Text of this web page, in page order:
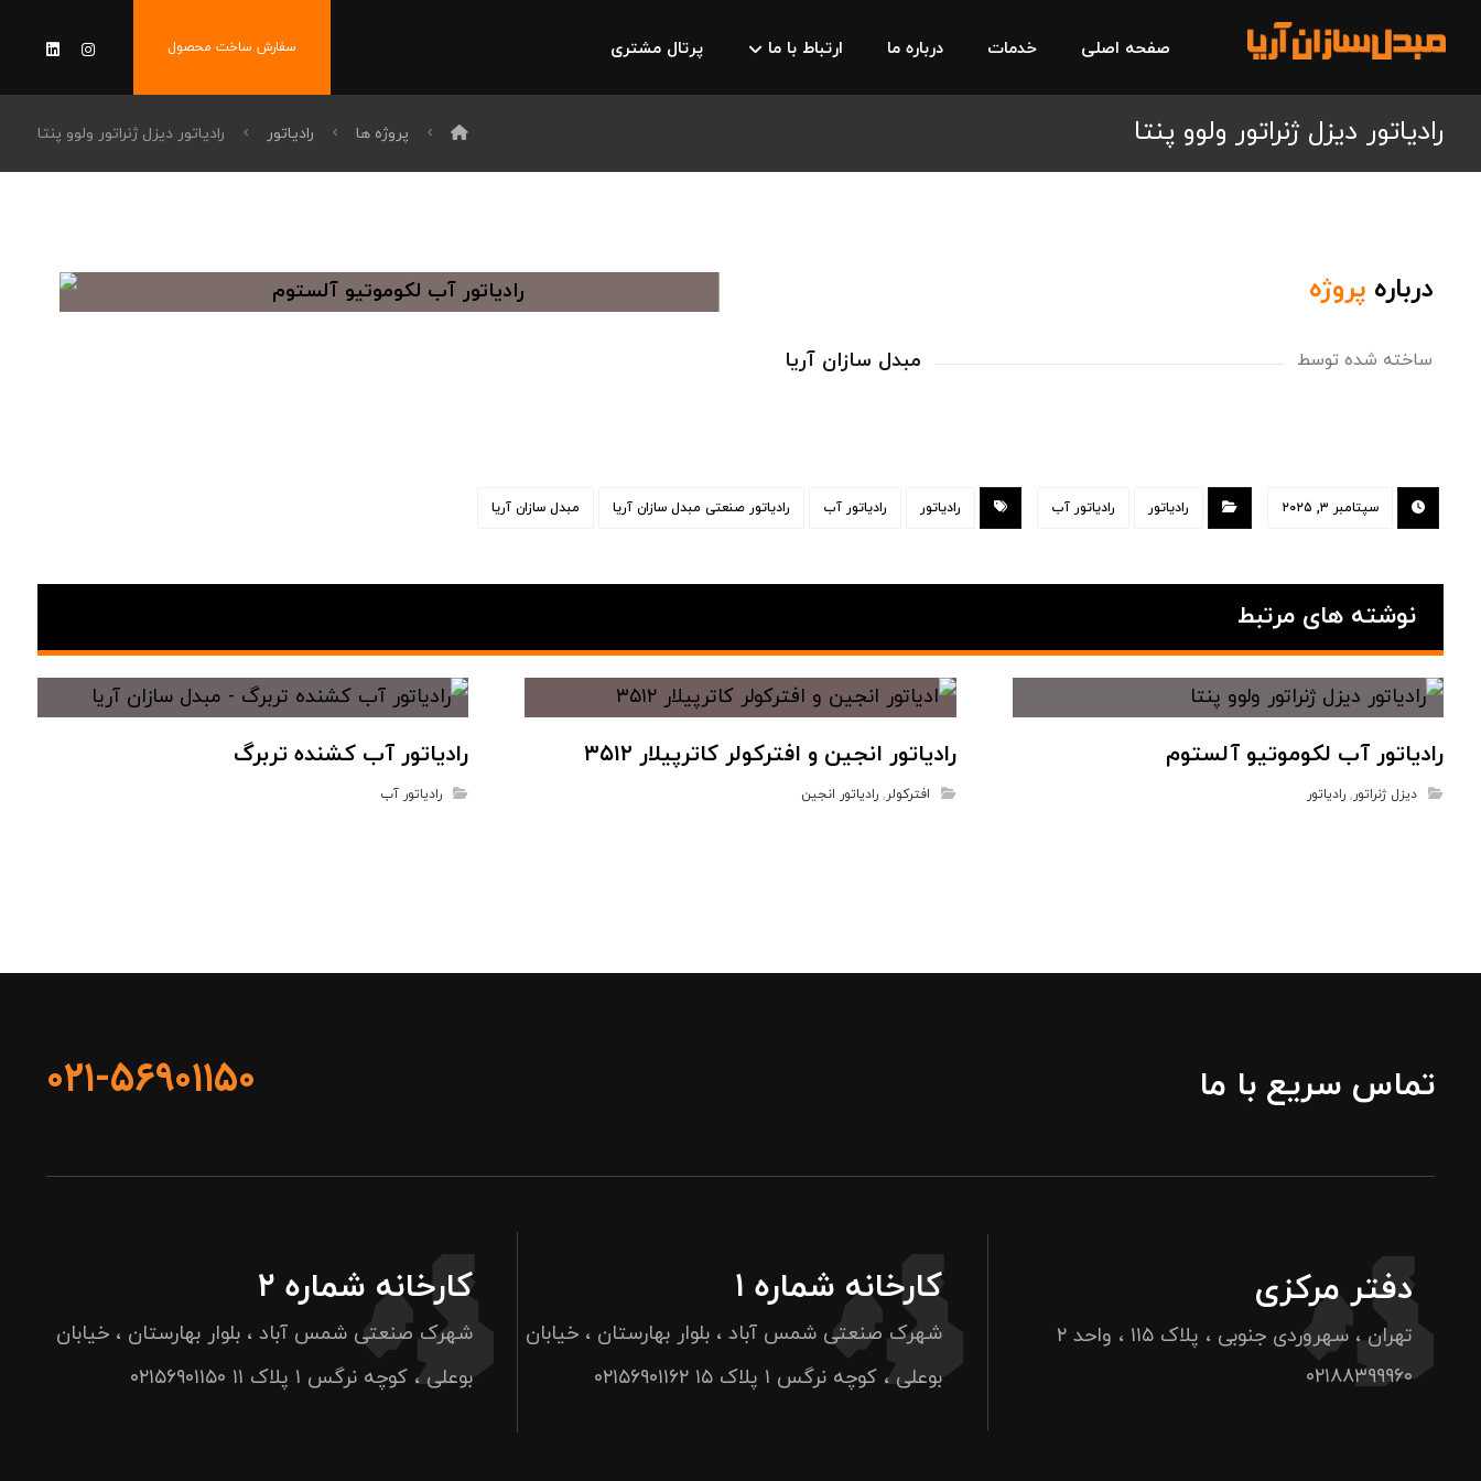
صفحه اصلی خدمات درباره ما ارتباط با ما پرتال مشتری سفارش ساخت محصول
رادیاتور دیزل ژنراتور ولوو پنتا پروژه ها رادیاتور رادیاتور دیزل ژنراتور ولوو پنتا
درباره پروژه
ساخته شده توسط مبدل سازان آریا
سپتامبر ۳, ۲۰۲۵ رادیاتور رادیاتور آب رادیاتور رادیاتور آب رادیاتور صنعتی مبدل سازان آریا مبدل سازان آریا
نوشته های مرتبط
رادیاتور آب لکوموتیو آلستوم
دیزل ژنراتور, رادیاتور
رادیاتور انجین و افترکولر کاترپیلار ۳۵۱۲
افترکولر,رادیاتور انجین
رادیاتور آب کشنده تربرگ
رادیاتور آب
تماس سریع با ما ۰۲۱-۵۶۹۰۱۱۵۰
دفتر مرکزی
تهران ، سهروردی جنوبی ، پلاک ۱۱۵ ، واحد ۲
۰۲۱۸۸۳۹۹۹۶۰
کارخانه شماره ۱
شهرک صنعتی شمس آباد ، بلوار بهارستان ، خیابان
بوعلی ، کوچه نرگس ۱ پلاک ۱۵
۰۲۱۵۶۹۰۱۱۶۲
کارخانه شماره ۲
شهرک صنعتی شمس آباد ، بلوار بهارستان ، خیابان
بوعلی ، کوچه نرگس ۱ پلاک ۱۱
۰۲۱۵۶۹۰۱۱۵۰